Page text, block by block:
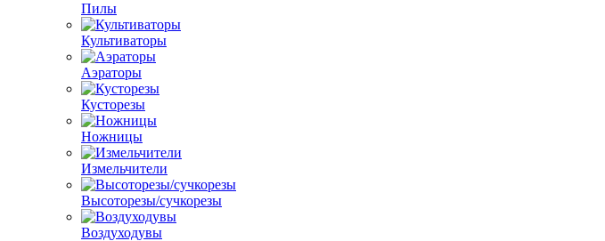
Пилы
Культиваторы
Аэраторы
Кусторезы
Ножницы
Измельчители
Высоторезы/сучкорезы
Воздуходувы